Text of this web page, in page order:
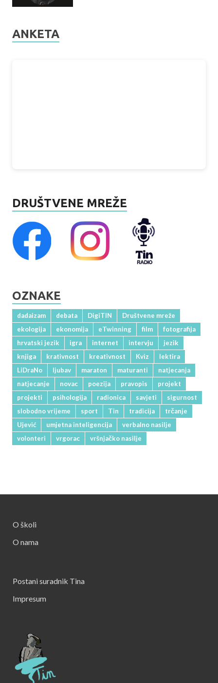
ANKETA
DRUŠTVENE MREŽE
OZNAKE
dadaizam debata DigiTIN
Društvene mreže
ekologija
ekonomija eTwinning film
fotografija
hrvatski jezik
igra internet intervju
jezik
knjiga
krativnost kreativnost Kviz
lektira
LiDraNo
ljubav maraton maturanti
natjecanja
natjecanje
novac poezija pravopis
projekt
projekti
psihologija radionica savjeti
sigurnost
slobodno vrijeme
sport Tin tradicija
trčanje
Ujević
umjetna inteligencija
verbalno nasilje
volonteri
vrgorac vršnjačko nasilje
O školi
O nama
Postani suradnik Tina
Impresum